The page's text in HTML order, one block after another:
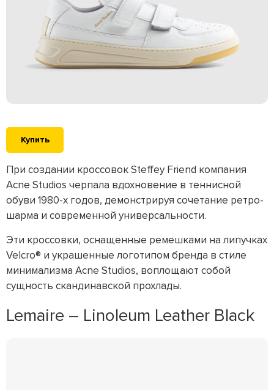
Купить
При создании кроссовок Steffey Friend компания
Acne Studios черпала вдохновение в теннисной
обуви 1980-х годов, демонстрируя сочетание ретро-
шарма и современной универсальности.
Эти кроссовки, оснащенные ремешками на липучках
Velcro® и украшенные логотипом бренда в стиле
минимализма Acne Studios, воплощают собой
сущность скандинавской прохлады.
Lemaire – Linoleum Leather Black